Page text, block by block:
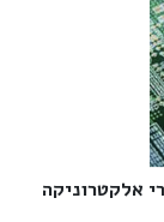
אלקטרוניקה